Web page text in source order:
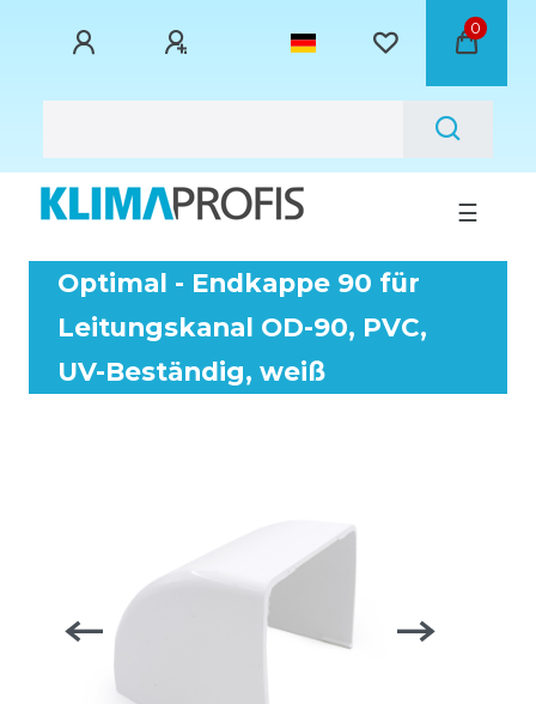
0
☰
Optimal - Endkappe 90 für
Leitungskanal OD-90, PVC,
UV-Beständig, weiß